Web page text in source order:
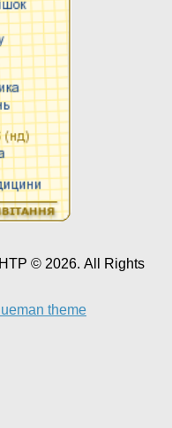
© 2026. All Rights
theme